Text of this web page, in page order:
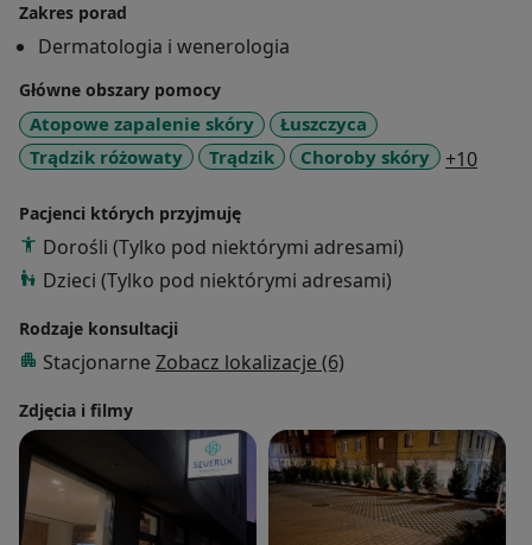
rodzinnego, dzięki czemu holistycznie traktuję
problemy pacjenta, oceniając choroby skóry w
odniesieniu do ogólnego stanu zdrowia. Stale biorę
udział w konferencjach naukowych i szkoleniach z
zakresu dermatologii i medycyny estetycznej, dzięki
czemu podnoszę umiejętności praktyczne i zdobywam
chorobami tkanki łącznej oraz leczeniem łuszczycy.
Zakres porad
Dermatologia i wenerologia
Główne obszary pomocy
Atopowe zapalenie skóry
Łuszczyca
Trądzik różowaty
Trądzik Choroby skóry +10
Pacjenci których przyjmuję
Dorośli (Tylko pod niektórymi adresami)
Dzieci (Tylko pod niektórymi adresami)
Rodzaje konsultacji
Stacjonarne Zobacz lokalizacje (6)
Zdjęcia i filmy